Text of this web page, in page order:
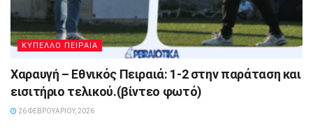
ΚΥΠΕΛΛΟ ΠΕΙΡΑΙΑ
Χαραυγή – Εθνικός Πειραιά: 1-2 στην παράταση και
εισιτήριο τελικού.(βίντεο φωτό)
26 ΦΕΒΡΟΥΑΡΊΟΥ, 2026